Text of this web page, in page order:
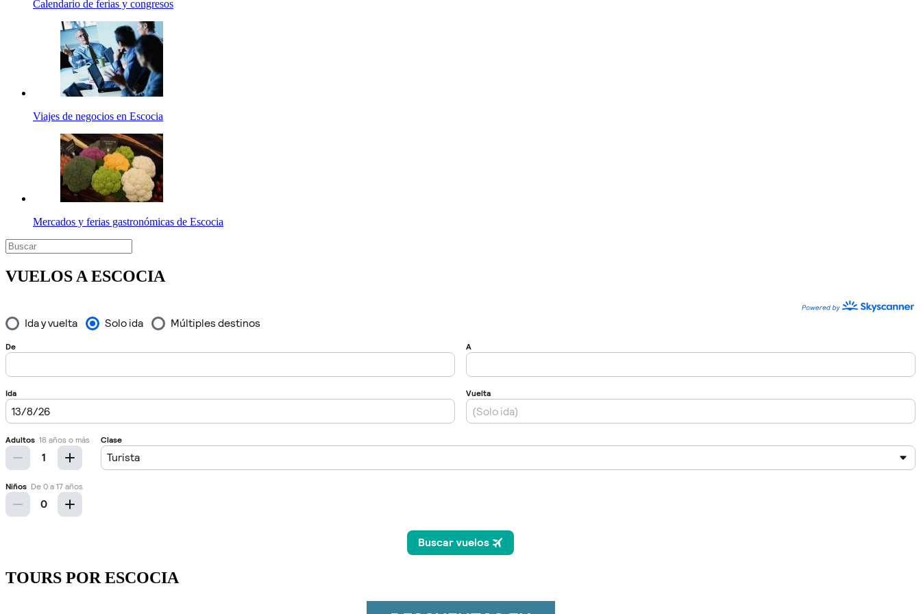
Calendario de ferias y congresos
Viajes de negocios en Escocia
Mercados y ferias gastronómicas de Escocia
VUELOS A ESCOCIA
TOURS POR ESCOCIA